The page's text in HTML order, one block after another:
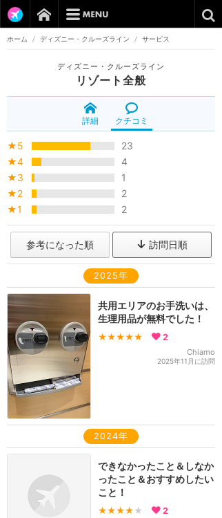
ホーム / ディズニー・クルーズライン / サービス
ディズニー・クルーズライン
リゾート全般
詳細 クチコミ
★5
23
★4
4
★3
1
★2
2
★1
2
参考になった順 訪問日順
2025年
共用エリアのお手洗いは、
生理用品が無料でした！
★★★★★ 2
Chiamo
2025年11月に訪問
2024年
できなかったこと＆しなか
ったこと＆おすすめしたい
こと！
★★★★ ★ 2